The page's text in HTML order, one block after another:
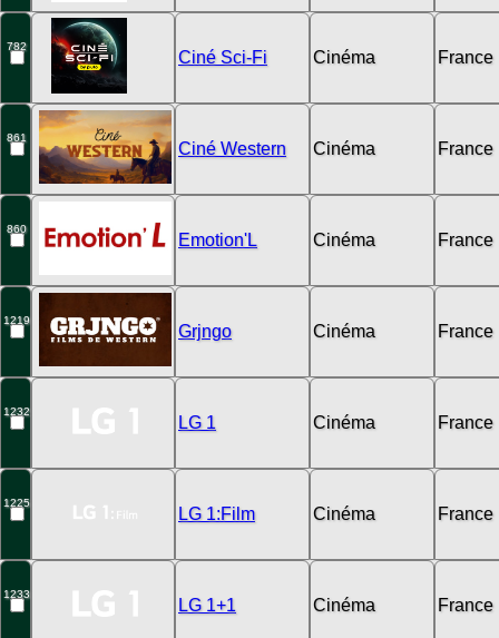
782
Ciné Sci-Fi Cinéma France
861
Ciné Western Cinéma France
860
Emotion'L Cinéma France
1219
Grjngo Cinéma France
1232
LG 1 Cinéma France
1225
LG 1:Film Cinéma France
1233
LG 1+1 Cinéma France